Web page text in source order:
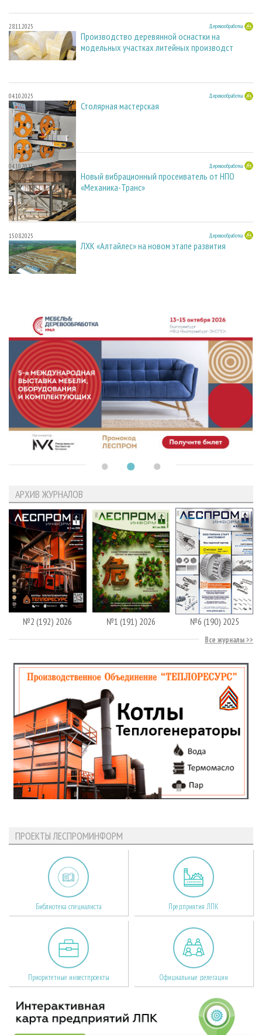
28.11.2025 Деревообработка
Производство деревянной оснастки на
модельных участках литейных производст
04.10.2025 Деревообработка
Столярная мастерская
04.10.2025 Деревообработка
Новый вибрационный просеиватель от НПО
«Механика-Транс»
15.08.2025 Деревообработка
ЛХК «Алтайлес» на новом этапе развития
АРХИВ ЖУРНАЛОВ
№2 (192) 2026 №1 (191) 2026 №6 (190) 2025
Все журналы
ПРОЕКТЫ ЛЕСПРОМИНФОРМ
Библиотека специалиста Предприятия ЛПК
Приоритетные инвестпроекты Официальные делегации